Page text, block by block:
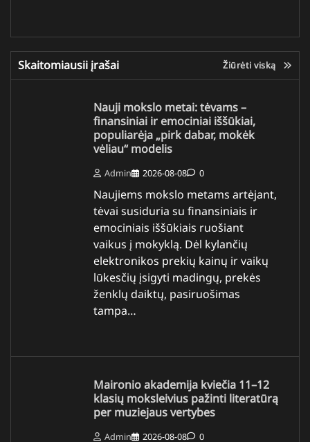
Skaitomiausii įrašai Žiūrėti viską
Nauji mokslo metai: tėvams –
finansiniai ir emociniai iššūkiai,
populiarėja „pirk dabar, mokėk
vėliau“ modelis
Admin 2026-08-08 0
Naujiems mokslo metams artėjant,
tėvai susiduria su finansiniais ir
emociniais iššūkiais ruošiant
vaikus į mokyklą. Dėl kylančių
elektronikos prekių kainų ir vaikų
lūkesčių įsigyti madingų, prekės
ženklų daiktų, pasiruošimas
tampa…
Maironio akademija kviečia 11–12
klasių moksleivius pažinti literatūrą
per muziejaus vertybes
Admin 2026-08-08 0